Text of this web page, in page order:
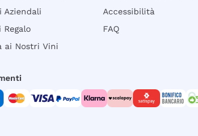
Aziendali
Regalo
ai Nostri Vini
Accessibilità
FAQ